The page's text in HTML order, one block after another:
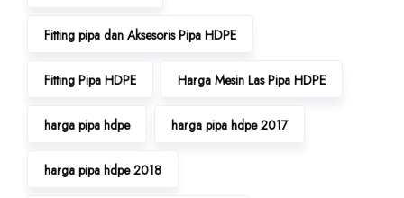
Fitting pipa dan Aksesoris Pipa HDPE
Fitting Pipa HDPE Harga Mesin Las Pipa HDPE
harga pipa hdpe harga pipa hdpe 2017
harga pipa hdpe 2018